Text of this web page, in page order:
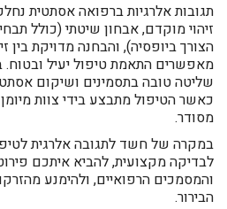
תגובות אלרגיות ברפואה אסתטית
זיהוי מוקדם, אבחון שיטתי (כולל
הצורך ביופסיה), והבחנה מדויקת בין
מאפשרים התאמת טיפול יעיל ובטוח.
שליטה טובה בתסמינים ושיקום
כאשר הטיפול מתבצע בידי צוות
מסודר.
במקרה של חשד לתגובה אלרגית
לבדיקה מקצועית, להביא איתכם
והמסמכים הרפואיים, ולהימנע
הבירור.